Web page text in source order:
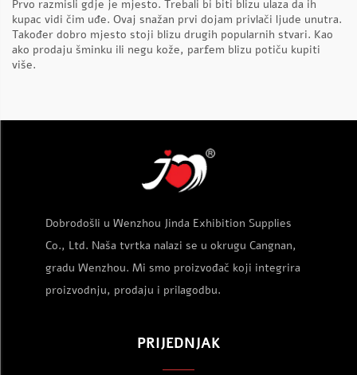
Prvo razmisli gdje je mjesto. Trebali bi biti blizu ulaza da ih
kupac vidi čim uđe. Ovaj snažan prvi dojam privlači ljude unutra.
Također dobro mjesto stoji blizu drugih popularnih stvari. Kao
ako prodaju šminku ili negu kože, parfem blizu potiču kupiti
više.
Dobrodošli u Wenzhou Jinda Exhibition Supplies
Co., Ltd. Naša tvrtka nalazi se u okrugu Cangnan,
gradu Wenzhou. Mi smo proizvođač koji integrira
proizvodnju, prodaju i prilagodbu.
PRIJEDNJAK